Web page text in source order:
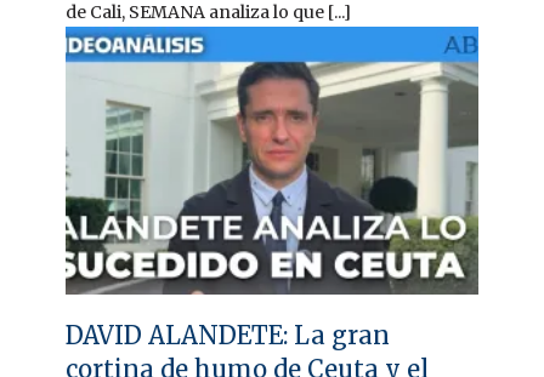
de Cali, SEMANA analiza lo que [...]
DAVID ALANDETE: La gran
cortina de humo de Ceuta y el